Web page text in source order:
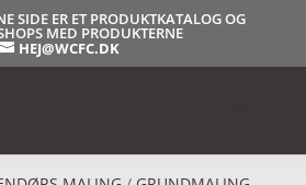
SIDE ER ET PRODUKTKATALOG OG
MED PRODUKTERNE
HEJ@WCFC.DK